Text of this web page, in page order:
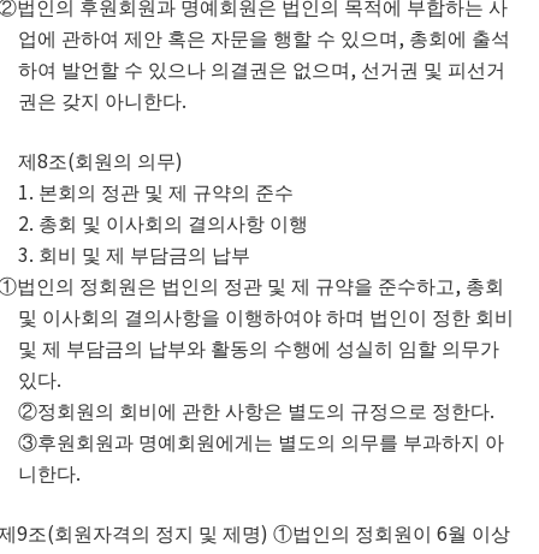
법인의 후원회원과 명예회원은 법인의 목적에 부합하는 사
업에 관하여 제안 혹은 자문을 행할 수 있으며 , 총회에 출석
하여 발언할 수 있으나 의결권은 없으며 , 선거권 및 피선거
권은 갖지 아니한다.
제 8조(회원의 의무)
1. 본회의 정관 및 제 규약의 준수
2. 총회 및 이사회의 결의사항 이행
3. 회비 및 제 부담금의 납부
법인의 정회원은 법인의 정관 및 제 규약을 준수하고, 총회
및 이사회의 결의사항을 이행하여야 하며 법인이 정한 회비
및 제 부담금의 납부와 활동의 수행에 성실히 임할 의무가
있다.
②정회원의 회비에 관한 사항은 별도의 규정으로 정한다.
③후원회원과 명예회원에게는 별도의 의무를 부과하지 아
니한다.
9조(회원자격의 정지 및 제명)①법인의 정회원이6월 이상